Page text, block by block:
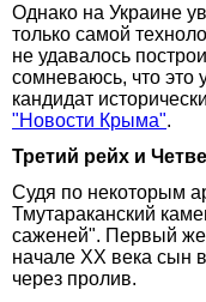
Однако на Украине
только самой
не удавалось
сомневаюсь, что это
кандидат
"Новости Крыма".
Третий рейх и
Судя по некоторым
Тмутараканский
саженей". Первый же
начале XX века сын
через пролив.